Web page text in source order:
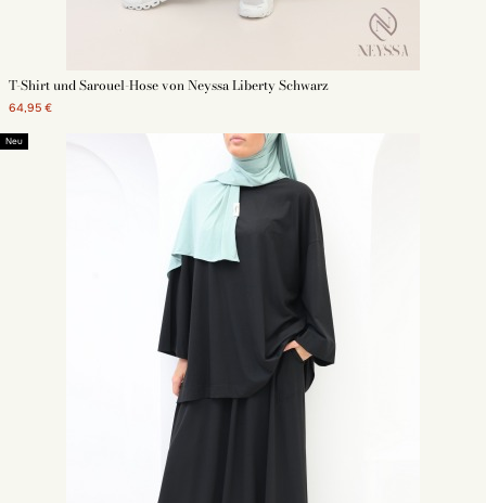
T-Shirt und Sarouel-Hose von Neyssa Liberty Schwarz
64,95 €
Neu